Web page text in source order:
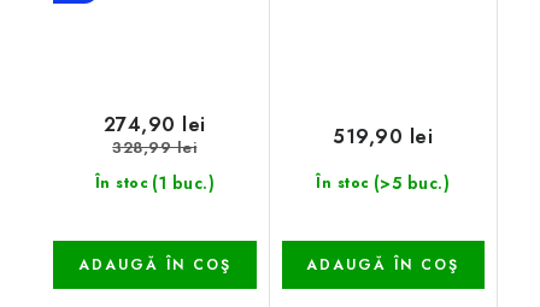
În stoc (1 buc.)
274,90 lei
328,99 lei
ADAUGĂ ÎN COŞ
În stoc (>5 buc.)
519,90 lei
ADAUGĂ ÎN COŞ